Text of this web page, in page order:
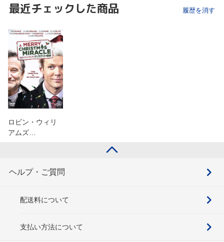
最近チェックした商品 履歴を消す
ロビン・ウィリ
アムズ…
ヘルプ・ご質問
配送料について
支払い方法について